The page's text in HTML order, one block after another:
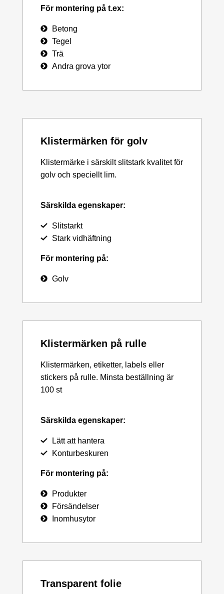
För montering på t.ex:
Betong
Tegel
Trä
Andra grova ytor
Klistermärken för golv
Klistermärke i särskilt slitstark kvalitet för
golv och speciellt lim.
Särskilda egenskaper:
Slitstarkt
Stark vidhäftning
För montering på:
Golv
Klistermärken på rulle
Klistermärken, etiketter, labels eller
stickers på rulle. Minsta beställning är
100 st
Särskilda egenskaper:
Lätt att hantera
Konturbeskuren
För montering på:
Produkter
Försändelser
Inomhusytor
Transparent folie